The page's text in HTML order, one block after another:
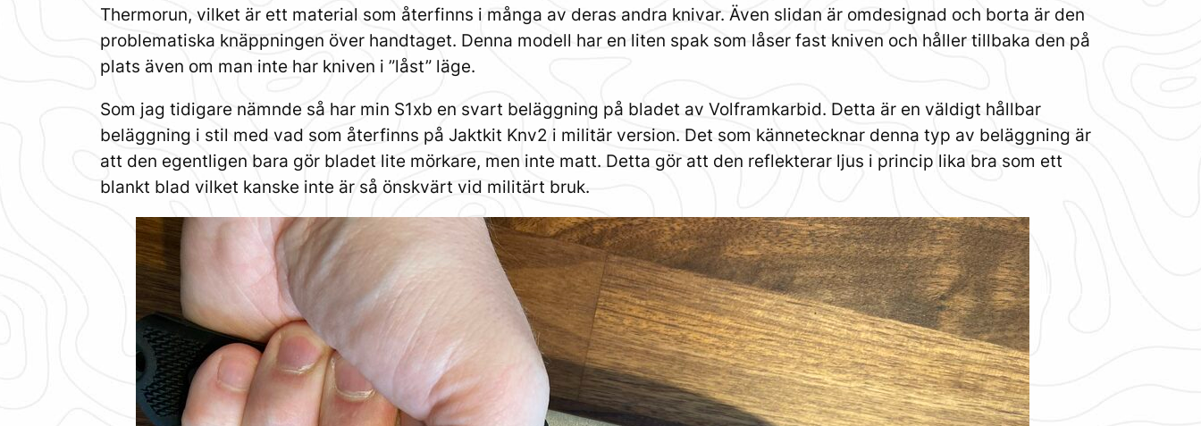
Thermorun, vilket är ett material som återfinns i många av deras andra knivar. Även slidan är omdesignad och borta är den
problematiska knäppningen över handtaget. Denna modell har en liten spak som låser fast kniven och håller tillbaka den på
plats även om man inte har kniven i ”låst” läge.
Som jag tidigare nämnde så har min S1xb en svart beläggning på bladet av Volframkarbid. Detta är en väldigt hållbar
beläggning i stil med vad som återfinns på Jaktkit Knv2 i militär version. Det som kännetecknar denna typ av beläggning är
att den egentligen bara gör bladet lite mörkare, men inte matt. Detta gör att den reflekterar ljus i princip lika bra som ett
blankt blad vilket kanske inte är så önskvärt vid militärt bruk.